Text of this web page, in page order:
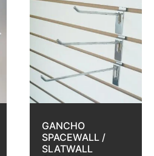
GANCHO
SPACEWALL /
SLATWALL